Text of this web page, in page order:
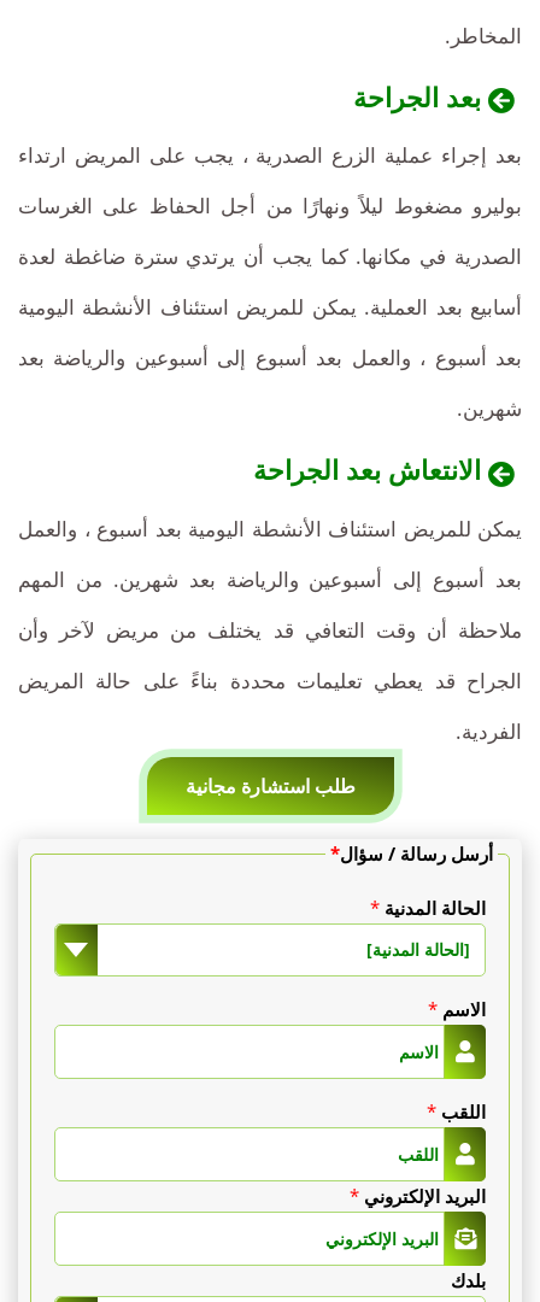
المخاطر.
بعد الجراحة
بعد إجراء عملية الزرع الصدرية ، يجب على المريض ارتداء
بوليرو مضغوط ليلاً ونهارًا من أجل الحفاظ على الغرسات
الصدرية في مكانها. كما يجب أن يرتدي سترة ضاغطة لعدة
أسابيع بعد العملية. يمكن للمريض استئناف الأنشطة اليومية
بعد أسبوع ، والعمل بعد أسبوع إلى أسبوعين والرياضة بعد
شهرين.
الانتعاش بعد الجراحة
يمكن للمريض استئناف الأنشطة اليومية بعد أسبوع ، والعمل
بعد أسبوع إلى أسبوعين والرياضة بعد شهرين. من المهم
ملاحظة أن وقت التعافي قد يختلف من مريض لآخر وأن
الجراح قد يعطي تعليمات محددة بناءً على حالة المريض
الفردية.
طلب استشارة مجانية
أرسل رسالة / سؤال*
الحالة المدنية*
[الحالة المدنية]
الاسم*
اللقب*
البريد الإلكتروني*
بلدك